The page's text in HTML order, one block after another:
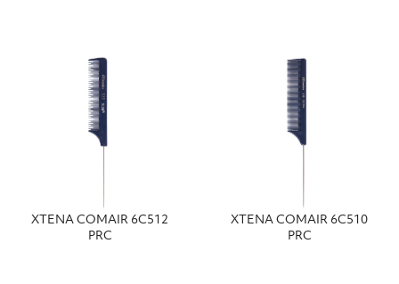
ΧΤΕΝΑ COMAIR 6C512
PRC
ΧΤΕΝΑ COMAIR 6C510
PRC